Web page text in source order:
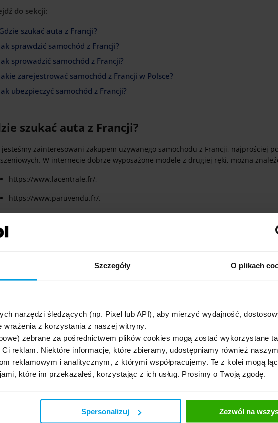
Szczegóły O plikach
narzędzi śledzących (np. Pixel lub API), aby mierzyć wydajność,
wrażenia z korzystania z naszej witryny.
zebrane za pośrednictwem plików cookies mogą zostać wykorzystane
reklam. Niektóre informacje, które zbieramy, udostępniamy również
reklamowym i analitycznym, z którymi współpracujemy. Te z kolei mogą
które im przekazałeś, korzystając z ich usług. Prosimy o Twoją zgodę.
Spersonalizuj Zezwól na
do sekcji:
szukać auta z Francji?
sprawdzić samochód z Francji?
sprowadzić samochód z Francji?
zarejestrować samochód z Francji w Polsce?
ubezpieczyć samochód z Francji?
szukać auta z Francji?
jesteśmy zainteresowani zakupem używanego samochodu z Francji, najprościej
W internecie dobrze wyposażone modele z drugiej ręki, można
https://www.lacentrale.fr/,
https://www.paruvendu.fr/.
samochodu warto zacząć od ostatniej z wymienionych stron, ponieważ
cenach (https://www.paruvendu.fr/voiture-occasion/), gdzie można znaleźć
wyżej serwisach nic Cię nie zainteresuje, zajrzyj na:
odpowiedniki polskiego OLX, na których Francuzi wystawiają ogłoszenia lokalne
ułatwi przeszukiwanie:
https://www.fiveauction.fr/pl,
strona sprzedaży aukcyjnej pojazdów we Francji. Nowych nabywców
ale i pochodzące od firm, a nawet instytucji państwowych. Do licytacji na
Rejestracja nie wymaga żadnych specjalnych uprawnień, zarejestrować
na świecie, wystarczy podać adres e-mail. W razie jakichkolwiek pytań
wyświetlają się po polsku.